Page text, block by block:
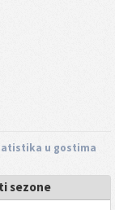
u gostima
sezone